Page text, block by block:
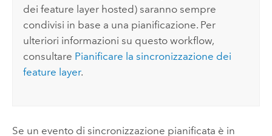
dei feature layer hosted) saranno sempre
condivisi in base a una pianificazione. Per
ulteriori informazioni su questo workflow,
consultare Pianificare la sincronizzazione dei
feature layer.
Se un evento di sincronizzazione pianificata è in